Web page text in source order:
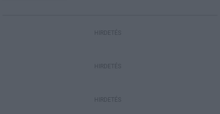
HIRDETÉS
HIRDETÉS
HIRDETÉS